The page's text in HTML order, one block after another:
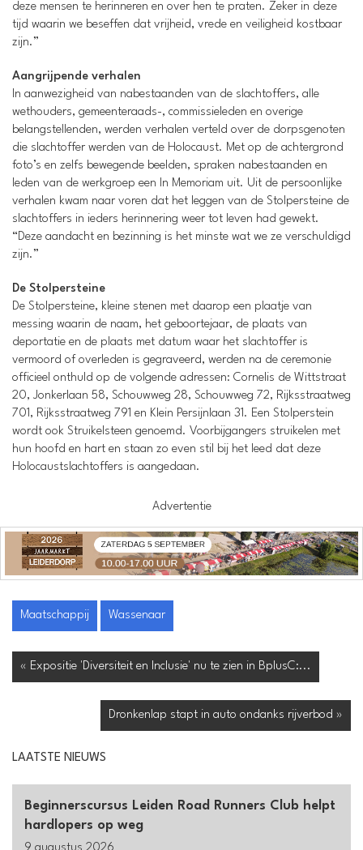
deze mensen te herinneren en over hen te praten. Zeker in deze
tijd waarin we beseffen dat vrijheid, vrede en veiligheid kostbaar
zijn.”
Aangrijpende verhalen
In aanwezigheid van nabestaanden van de slachtoffers, alle
wethouders, gemeenteraads-, commissieleden en overige
belangstellenden, werden verhalen verteld over de dorpsgenoten
die slachtoffer werden van de Holocaust. Met op de achtergrond
foto’s en zelfs bewegende beelden, spraken nabestaanden en
leden van de werkgroep een In Memoriam uit. Uit de persoonlijke
verhalen kwam naar voren dat het leggen van de Stolpersteine de
slachtoffers in ieders herinnering weer tot leven had gewekt.
“Deze aandacht en bezinning is het minste wat we ze verschuldigd
zijn.”
De Stolpersteine
De Stolpersteine, kleine stenen met daarop een plaatje van
messing waarin de naam, het geboortejaar, de plaats van
deportatie en de plaats met datum waar het slachtoffer is
vermoord of overleden is gegraveerd, werden na de ceremonie
officieel onthuld op de volgende adressen: Cornelis de Wittstraat
20, Jonkerlaan 58, Schouwweg 28, Schouwweg 72, Rijksstraatweg
701, Rijksstraatweg 791 en Klein Persijnlaan 31. Een Stolperstein
wordt ook Struikelsteen genoemd. Voorbijgangers struikelen met
hun hoofd en hart en staan zo even stil bij het leed dat deze
Holocaustslachtoffers is aangedaan.
Advertentie
Maatschappij Wassenaar
« Expositie 'Diversiteit en Inclusie' nu te zien in BplusC:...
Dronkenlap stapt in auto ondanks rijverbod »
LAATSTE NIEUWS
Beginnerscursus Leiden Road Runners Club helpt
hardlopers op weg